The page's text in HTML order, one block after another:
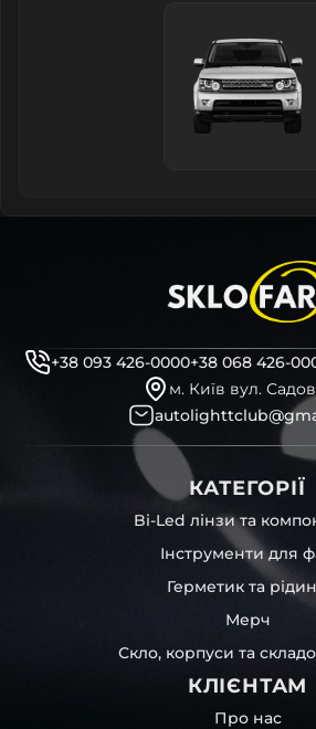
+38 093 426-0000+38 068 426-
м. Київ вул.
КАТЕГОРІЇ
Bi-Led лінзи та
Інструменти для
Герметик та
Мерч
Скло, корпуси та
КЛІЄНТАМ
Про нас